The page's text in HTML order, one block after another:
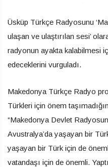
Üsküp Türkçe Radyosunu
ulaşan ve ulaştırılan sesi’
radyonun ayakta kalabilmesi
edeceklerini vurguladı.
Makedonya Türkçe Radyo
Türkleri için önem
“Makedonya Devlet
Avustralya’da yaşayan bir
yaşayan bir Türk için de
vatandaşı için de önemli.